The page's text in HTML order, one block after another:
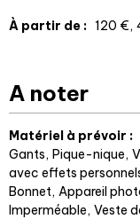
À partir de : 120 €
A noter
Matériel à prévoir :
Gants Pique-nique
avec effets
Bonnet Appareil
Imperméable Veste